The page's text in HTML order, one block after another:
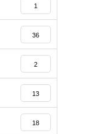
1
36
2
13
18